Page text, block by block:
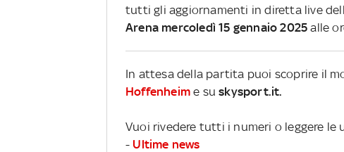
tutti gli aggiornamenti in diretta live
Arena mercoledì 15 gennaio 2025 alle
In attesa della partita puoi scoprire il
Hoffenheim e suskysport.it.
Vuoi rivedere tutti i numeri o leggere le
- Ultime news